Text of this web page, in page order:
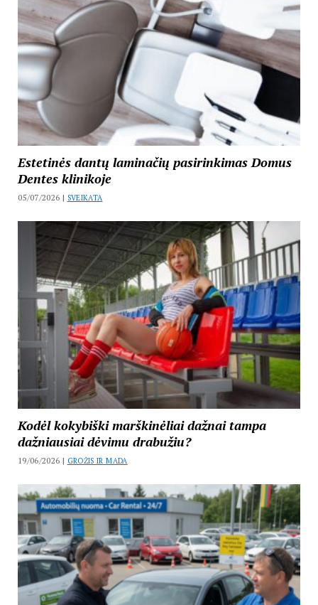
Estetinės dantų laminačių pasirinkimas Domus
Dentes klinikoje
05/07/2026 | SVEIKATA
Kodėl kokybiški marškinėliai dažnai tampa
dažniausiai dėvimu drabužiu?
19/06/2026 | GROŽIS IR MADA